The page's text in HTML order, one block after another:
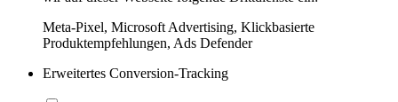
Meta-Pixel, Microsoft Advertising, Klickbasierte
Produktempfehlungen, Ads Defender
Erweitertes Conversion-Tracking